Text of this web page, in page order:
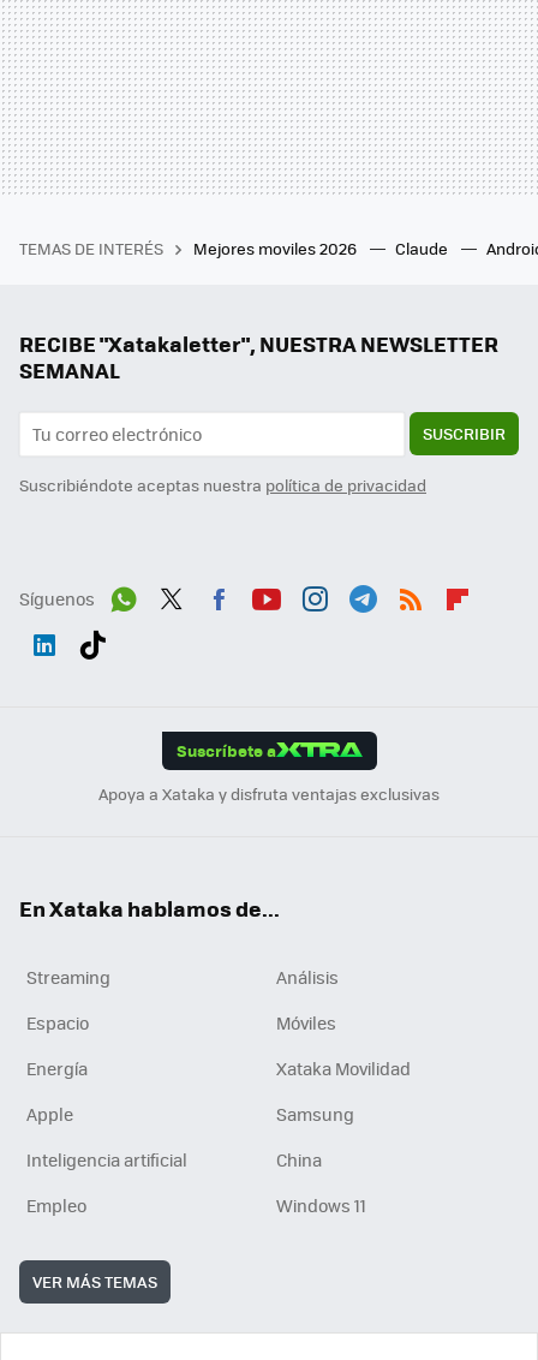
TEMAS DE INTERÉS Mejores moviles 2026 Claude
RECIBE "Xatakaletter", NUESTRA NEWSLETTER
SEMANAL
SUSCRIBIR
Suscribiéndote aceptas nuestra política de privacidad
Síguenos
Suscríbete a
Apoya a Xataka y disfruta ventajas exclusivas
En Xataka hablamos de...
Streaming
Análisis
Espacio
Móviles
Energía
Xataka Movilidad
Apple
Samsung
Inteligencia artificial
China
Empleo
Windows 11
VER MÁS TEMAS